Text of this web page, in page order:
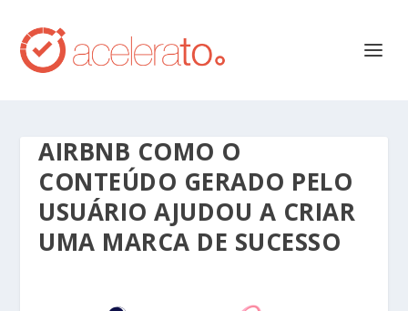
AIRBNB COMO O
CONTEÚDO GERADO PELO
USUÁRIO AJUDOU A CRIAR
UMA MARCA DE SUCESSO